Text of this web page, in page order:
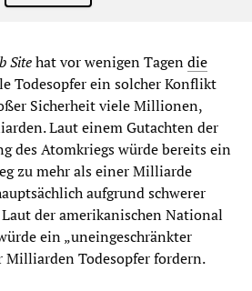
Sitehat vor wenigen Tagendie
Todesopfer ein solcher Konflikt
Sicherheit viele Millionen,
Laut einem Gutachten der
des Atomkriegs würde bereits ein
zu mehr als einer Milliarde
aufgrund schwerer
der amerikanischen National
ein „uneingeschränkter
Milliarden Todesopfer fordern.